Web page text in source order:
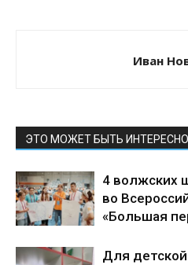
Иван
ЭТО МОЖЕТ БЫТЬ ИНТЕРЕСНО
4 волжских
во
«Большая
Для